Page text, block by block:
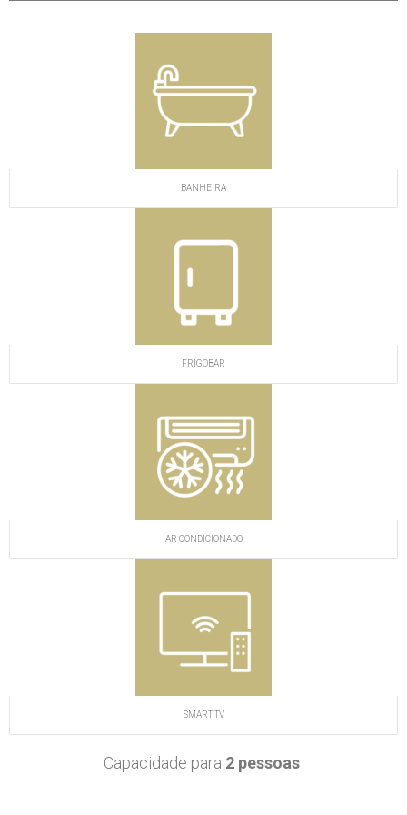
BANHEIRA
FRIGOBAR
AR CONDICIONADO
SMART TV
Capacidade para 2 pessoas